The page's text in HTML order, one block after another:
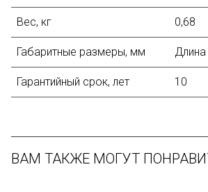
Вес, кг 0,68
Габаритные размеры, мм
Гарантийный срок, лет 10
ВАМ ТАКЖЕ МОГУТ